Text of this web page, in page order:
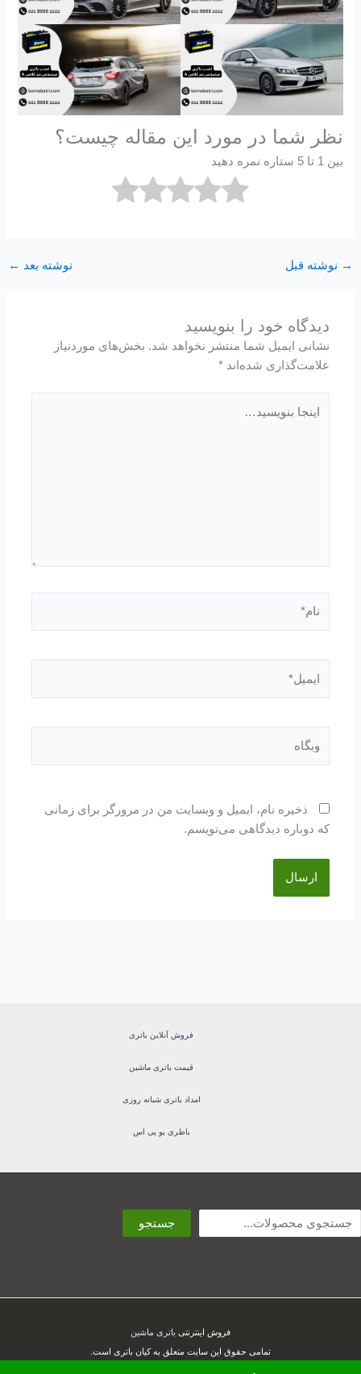
نظر شما در مورد این مقاله چیست؟
بین 1 تا 5 ستاره نمره دهید
→ نوشته قبل نوشته بعد ←
دیدگاه‌ خود را بنویسید
نشانی ایمیل شما منتشر نخواهد شد. بخش‌های موردنیاز
علامت‌گذاری شده‌اند*
بنویسید…
ذخیره نام، ایمیل و وبسایت من در مرورگر برای زمانی
که دوباره دیدگاهی می‌نویسم.
فروش آنلاین باتری
قیمت باتری ماشین
امداد باتری شبانه روزی
باطری یو پی اس
جستجو
فروش اینترنتی باتری ماشین
تمامی حقوق این سایت متعلق به کیان باتری است.